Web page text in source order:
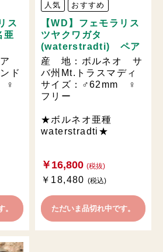
ス
亜
ア
ド
♀
人気 おすすめ
【WD】フェモラリス
ツヤクワガタ
(waterstradti) ペア
産 地：ボルネオ サ
バ州Mt.トラスマディ
サイズ：♂62mm ♀
フリー
★ボルネオ亜種
waterstradti★
￥16,800 (税抜)
￥18,480(税込)
ただいま品切れ中です。